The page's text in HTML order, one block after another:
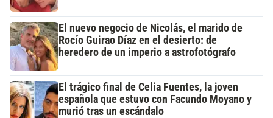
El nuevo negocio de Nicolás, el marido de
Rocío Guirao Díaz en el desierto: de
heredero de un imperio a astrofotógrafo
El trágico final de Celia Fuentes, la joven
española que estuvo con Facundo Moyano y
murió tras un escándalo